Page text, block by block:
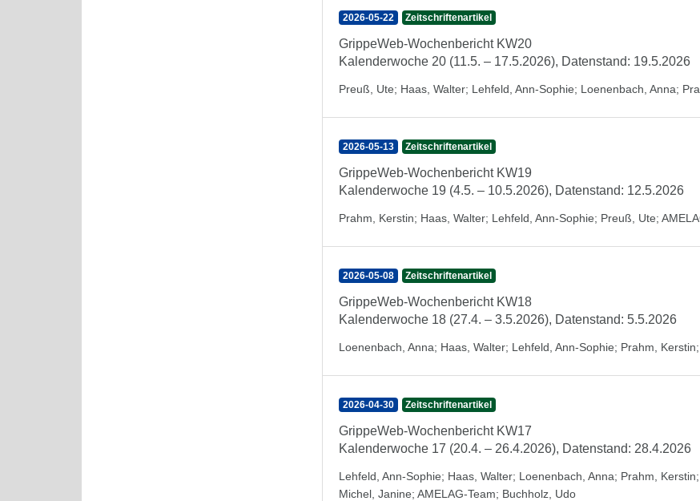
2026-05-22 Zeitschriftenartikel
GrippeWeb-Wochenbericht KW20
Kalenderwoche 20 (11.5. – 17.5.2026), Datenstand: 19.5.2026
Preuß, Ute; Haas, Walter; Lehfeld, Ann-Sophie; Loenenbach, Anna;
2026-05-13 Zeitschriftenartikel
GrippeWeb-Wochenbericht KW19
Kalenderwoche 19 (4.5. – 10.5.2026), Datenstand: 12.5.2026
Prahm, Kerstin; Haas, Walter; Lehfeld, Ann-Sophie; Preuß, Ute;
2026-05-08 Zeitschriftenartikel
GrippeWeb-Wochenbericht KW18
Kalenderwoche 18 (27.4. – 3.5.2026), Datenstand: 5.5.2026
Loenenbach, Anna; Haas, Walter; Lehfeld, Ann-Sophie; Prahm, Kerstin;
2026-04-30 Zeitschriftenartikel
GrippeWeb-Wochenbericht KW17
Kalenderwoche 17 (20.4. – 26.4.2026), Datenstand: 28.4.2026
Lehfeld, Ann-Sophie; Haas, Walter; Loenenbach, Anna; Prahm, Kerstin;
Michel, Janine; AMELAG-Team; Buchholz, Udo